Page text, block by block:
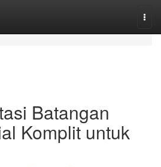
Batangan
Komplit untuk